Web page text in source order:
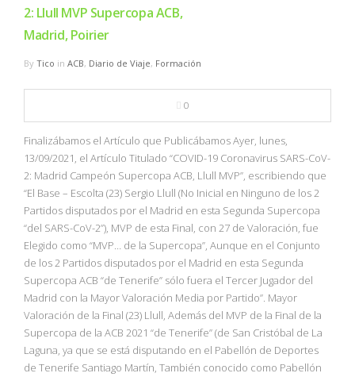
2: Llull MVP Supercopa ACB,
Madrid, Poirier
By Tico in ACB, Diario de Viaje, Formación
0
Finalizábamos el Artículo que Publicábamos Ayer, lunes,
13/09/2021, el Artículo Titulado “COVID-19 Coronavirus SARS-CoV-
2: Madrid Campeón Supercopa ACB, Llull MVP”, escribiendo que
“El Base – Escolta (23) Sergio Llull (No Inicial en Ninguno de los 2
Partidos disputados por el Madrid en esta Segunda Supercopa
“del SARS-CoV-2”), MVP de esta Final, con 27 de Valoración, fue
Elegido como “MVP… de la Supercopa”, Aunque en el Conjunto
de los 2 Partidos disputados por el Madrid en esta Segunda
Supercopa ACB “de Tenerife” sólo fuera el Tercer Jugador del
Madrid con la Mayor Valoración Media por Partido”. Mayor
Valoración de la Final (23) Llull, Además del MVP de la Final de la
Supercopa de la ACB 2021 “de Tenerife” (de San Cristóbal de La
Laguna, ya que se está disputando en el Pabellón de Deportes
de Tenerife Santiago Martín, También conocido como Pabellón